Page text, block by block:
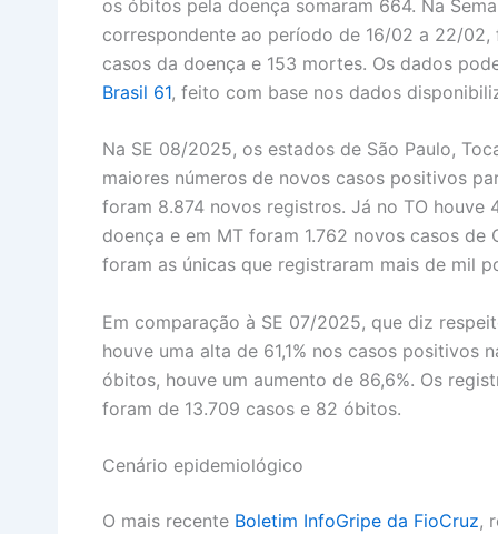
os óbitos pela doença somaram 664. Na
correspondente ao período de 16/02 a 22/
casos da doença e 153 mortes. Os dados
Brasil 61, feito com base nos dados
Na SE 08/2025, os estados de São Paulo,
maiores números de novos casos positivos
foram 8.874 novos registros. Já no TO houve
doença e em MT foram 1.762 novos casos de
foram as únicas que registraram mais de mil
Em comparação à SE 07/2025, que diz
houve uma alta de 61,1% nos casos positivos
óbitos, houve um aumento de 86,6%. Os
foram de 13.709 casos e 82 óbitos.
Cenário epidemiológico
O mais recente Boletim InfoGripe da FioCruz,